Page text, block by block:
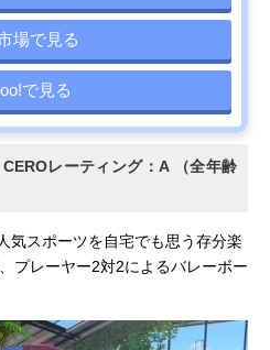
場で見る
で見る
レーティング：A （全年齢
気スポーツを自宅でも思う存分楽
プレーヤー2対2によるバレーボー